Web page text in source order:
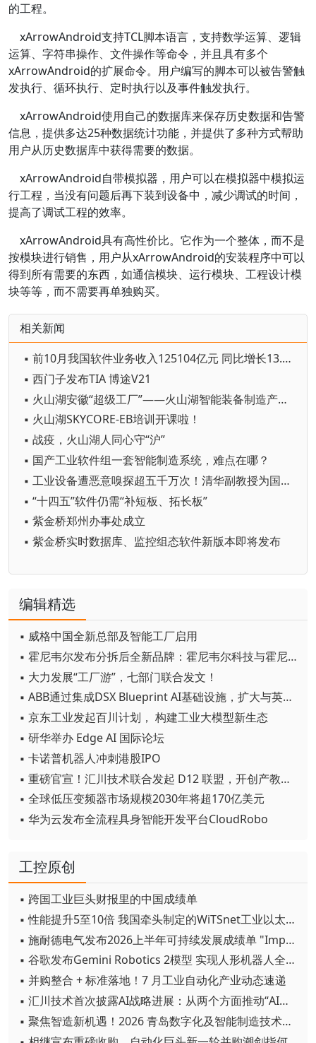
的工程。
xArrowAndroid支持TCL脚本语言，支持数学运算、逻辑
运算、字符串操作、文件操作等命令，并且具有多个
xArrowAndroid的扩展命令。用户编写的脚本可以被告警触
发执行、循环执行、定时执行以及事件触发执行。
xArrowAndroid使用自己的数据库来保存历史数据和告警
信息，提供多达25种数据统计功能，并提供了多种方式帮助
用户从历史数据库中获得需要的数据。
xArrowAndroid自带模拟器，用户可以在模拟器中模拟运
行工程，当没有问题后再下装到设备中，减少调试的时间，
提高了调试工程的效率。
xArrowAndroid具有高性价比。它作为一个整体，而不是
按模块进行销售，用户从xArrowAndroid的安装程序中可以
得到所有需要的东西，如通信模块、运行模块、工程设计模
块等等，而不需要再单独购买。
相关新闻
▪ 前10月我国软件业务收入125104亿元 同比增长13.2%
▪ 西门子发布TIA 博途V21
▪ 火山湖安徽“超级工厂”——火山湖智能装备制造产业园项目启动
▪ 火山湖SKYCORE-EB培训开课啦！
▪ 战疫，火山湖人同心守“沪”
▪ 国产工业软件组一套智能制造系统，难点在哪？
▪ 工业设备遭恶意嗅探超五千万次！清华副教授为国产工控软件护航
▪ “十四五”软件仍需“补短板、拓长板”
▪ 紫金桥郑州办事处成立
▪ 紫金桥实时数据库、监控组态软件新版本即将发布
编辑精选
▪ 威格中国全新总部及智能工厂启用
▪ 霍尼韦尔发布分拆后全新品牌：霍尼韦尔科技与霍尼韦尔航空航天
▪ 大力发展“工厂游”，七部门联合发文！
▪ ABB通过集成DSX Blueprint AI基础设施，扩大与英伟达的合作
▪ 京东工业发起百川计划， 构建工业大模型新生态
▪ 研华举办 Edge AI 国际论坛
▪ 卡诺普机器人冲刺港股IPO
▪ 重磅官宣！汇川技术联合发起 D12 联盟，开创产教融合新范式
▪ 全球低压变频器市场规模2030年将超170亿美元
▪ 华为云发布全流程具身智能开发平台CloudRobo
工控原创
▪ 跨国工业巨头财报里的中国成绩单
▪ 性能提升5至10倍 我国牵头制定的WiTSnet工业以太网国际标准正式发布
▪ 施耐德电气发布2026上半年可持续发展成绩单 "Impact 2030"路线图开局稳健
▪ 谷歌发布Gemini Robotics 2模型 实现人形机器人全身智能控制突破
▪ 并购整合 + 标准落地！7 月工业自动化产业动态速递
▪ 汇川技术首次披露AI战略进展：从两个方面推动“AI业务化”落地
▪ 聚焦智造新机遇！2026 青岛数字化及智能制造技术论坛圆满落幕